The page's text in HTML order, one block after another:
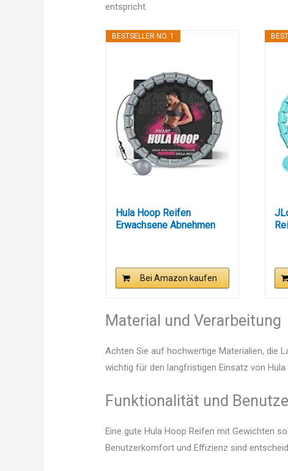
entspricht.
BESTSELLER NO. 1
Hula Hoop Reifen
Erwachsene Abnehmen
Bei Amazon kaufen
Material und Verarbeitung
Achten Sie auf hochwertige Materialien, die
wichtig für den langfristigen Einsatz von
Funktionalität und
Eine gute Hula Hoop Reifen mit Gewichten
Benutzerkomfort und Effizienz sind